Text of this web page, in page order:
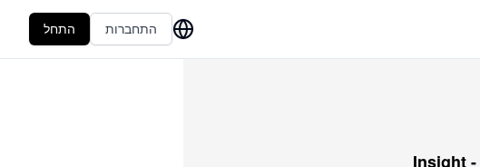
התחברות התחל
Insight-